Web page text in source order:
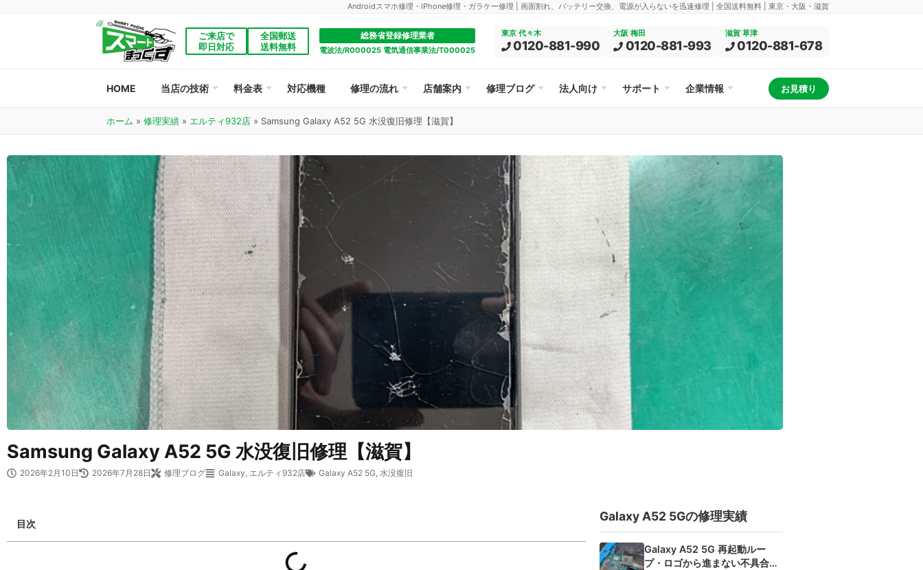
Androidスマホ修理・iPhone修理・ガラケー修理 | 画面割れ、バッテリー交換、電源が入らないを迅速修理 | 全国送料無料 | 東京・大阪・滋賀
ご来店で
即日対応
全国郵送
送料無料
総務省登録修理業者
電波法/R000025 電気通信事業法/T000025
東京 代々木
0120-881-990
大阪 梅田
0120-881-993
滋賀 草津
0120-881-678
HOME 当店の技術 料金表 対応機種 修理の流れ 店舗案内 修理ブログ 法人向け サポート 企業情報 お見積り
ホーム » 修理実績 » エルティ932店 » Samsung Galaxy A52 5G 水没復旧修理【滋賀】
Samsung Galaxy A52 5G 水没復旧修理【滋賀】
2026年2月10日 2026年7月28日 修理ブログ Galaxy, エルティ932店 Galaxy A52 5G, 水没復旧
目次
Galaxy A52 5Gの修理実績
Galaxy A52 5G 再起動ルー
プ・ロゴから進まない不具合